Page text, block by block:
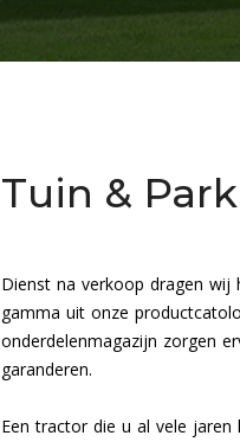
Tuin &
Dienst na verkoop dragen wij
gamma uit onze
onderdelenmagazijn zorgen
garanderen.
Een tractor die u al vele